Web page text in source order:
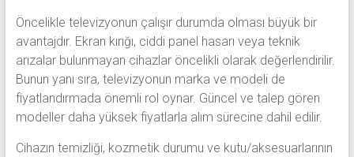
Öncelikle televizyonun çalışır durumda olması büyük bir
avantajdır. Ekran kırığı, ciddi panel hasarı veya teknik
arızalar bulunmayan cihazlar öncelikli olarak değerlendirilir.
Bunun yanı sıra, televizyonun marka ve modeli de
fiyatlandırmada önemli rol oynar. Güncel ve talep gören
modeller daha yüksek fiyatlarla alım sürecine dahil edilir.
Cihazın temizliği, kozmetik durumu ve kutu/aksesuarlarının